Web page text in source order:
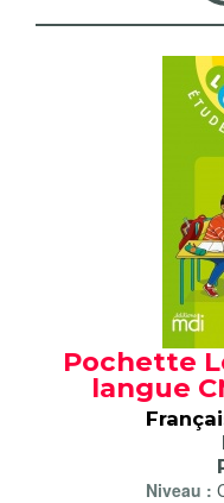
Pochette
langue
Niveau :